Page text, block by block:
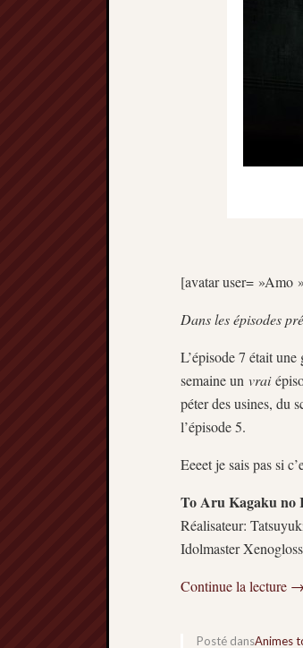
[avatar user= »Amo
Dans les épisodes
L’épisode 7 était
semaine un vrai
péter des usines, du
l’épisode 5.
Eeeet je sais pas si
To Aru Kagaku no
Réalisateur:
Idolmaster
Continue la lecture →
Posté dansAnimes